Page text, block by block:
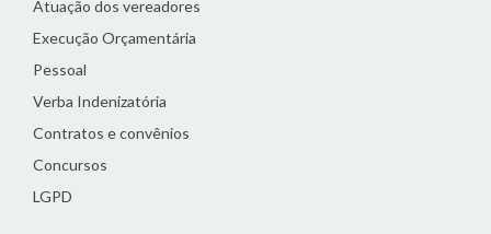
Atuação dos vereadores
Execução Orçamentária
Pessoal
Verba Indenizatória
Contratos e convênios
Concursos
LGPD